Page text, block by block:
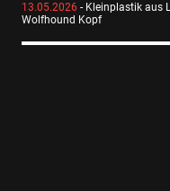
13.05.2026 - Kleinplastik aus
Wolfhound Kopf